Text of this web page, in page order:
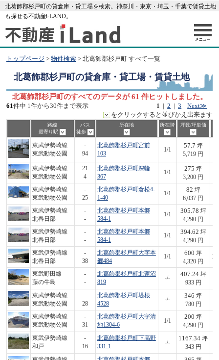
北葛飾郡杉戸町の貸倉庫・貸工場を検索。神奈川・東京・埼玉・千葉で賃貸土地
も探せる不動産i-LAND。
トップページ > 物件検索> 北葛飾郡杉戸町 すべて一覧
北葛飾郡杉戸町の貸倉庫・貸工場・賃貸土地
北葛飾郡杉戸町のすべてのデータが 61 件ヒットしました。
1 |2 |3 Next≫
61件中 1件から30件まで表示
をクリックすると並びかえ出来ます
路線
最寄り駅
バス
徒歩
所在地 所在階 坪数/坪単価
東武伊勢崎線
東武動物公園
-
94
北葛飾郡杉戸町宮前
103
1/1
57.7 坪
5,719 円
東武伊勢崎線
東武動物公園
21
4
北葛飾郡杉戸町深輪
367
1/1
275 坪
3,200 円
東武伊勢崎線
東武動物公園
-
25
北葛飾郡杉戸町倉松4-
1-40
1/1
82 坪
6,037 円
東武伊勢崎線
北春日部
-
-
北葛飾郡杉戸町本郷
584-1
1/1
305.78 坪
4,290 円
東武伊勢崎線
北春日部
-
-
北葛飾郡杉戸町本郷
584-1
1/1
394.62 坪
4,290 円
東武伊勢崎線
北春日部
-
38
北葛飾郡杉戸町大字本
郷484
1/1
600 坪
4,320 円
東武野田線
藤の牛島
-
-
北葛飾郡杉戸町北蓮沼
819
-/-
407.24坪
933 円
東武伊勢崎線
東武動物公園
-
28
北葛飾郡杉戸町堤根
4528
-/-
346 坪
780 円
東武伊勢崎線
東武動物公園
-
31
北葛飾郡杉戸町大字清
地1304-6
1/1
200 坪
4,290 円
東武伊勢崎線
和戸
-
16
北葛飾郡杉戸町下高野
331-1
-/-
1167.34 坪
343 円